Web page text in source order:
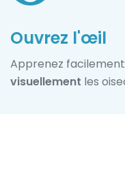
Ouvrez l'œil
Apprenez
visuellement les